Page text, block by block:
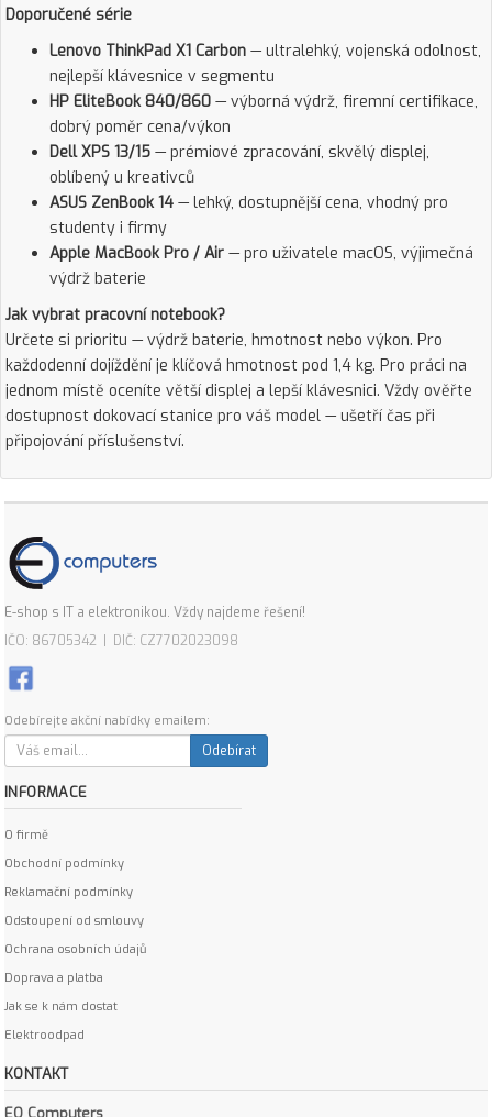
Doporučené série
Lenovo ThinkPad X1 Carbon — ultralehký, vojenská odolnost,
nejlepší klávesnice v segmentu
HP EliteBook 840/860 — výborná výdrž, firemní certifikace,
dobrý poměr cena/výkon
Dell XPS 13/15 — prémiové zpracování, skvělý displej,
oblíbený u kreativců
ASUS ZenBook 14 — lehký, dostupnější cena, vhodný pro
studenty i firmy
Apple MacBook Pro / Air — pro uživatele macOS, výjimečná
výdrž baterie
Jak vybrat pracovní notebook?
Určete si prioritu — výdrž baterie, hmotnost nebo výkon. Pro
každodenní dojíždění je klíčová hmotnost pod 1,4 kg. Pro práci na
jednom místě oceníte větší displej a lepší klávesnici. Vždy ověřte
dostupnost dokovací stanice pro váš model — ušetří čas při
připojování příslušenství.
E-shop s IT a elektronikou. Vždy najdeme řešení!
IČO: 86705342 | DIČ: CZ7702023098
Odebírejte akční nabídky emailem:
Odebírat
INFORMACE
O firmě
Obchodní podmínky
Reklamační podmínky
Odstoupení od smlouvy
Ochrana osobních údajů
Doprava a platba
Jak se k nám dostat
Elektroodpad
KONTAKT
EO Computers